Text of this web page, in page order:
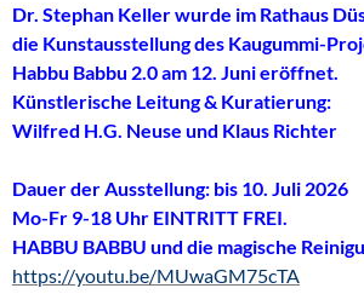
Dr. Stephan Keller wurde im Rathaus
die Kunstausstellung des Kaugummi-
Habbu Babbu 2.0 am 12. Juni eröffnet.
Künstlerische Leitung & Kuratierung:
Wilfred H.G. Neuse und Klaus Richter
Dauer der Ausstellung: bis 10. Juli 2026
Mo-Fr 9-18 Uhr EINTRITT FREI.
HABBU BABBU und die magische
https://youtu.be/MUwaGM75cTA